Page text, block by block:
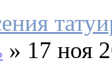
» 17 ноя